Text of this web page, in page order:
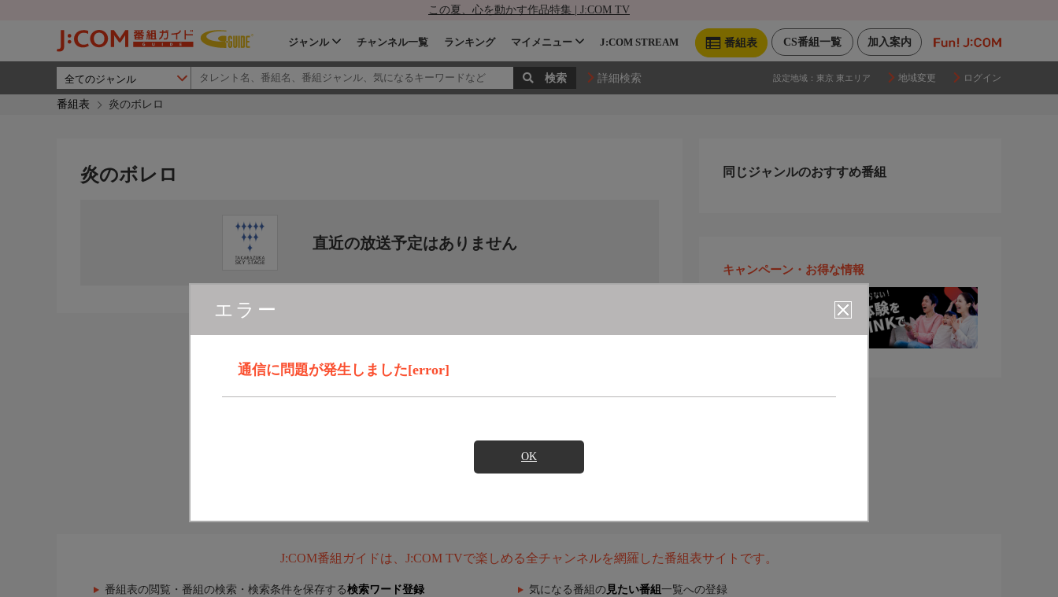
この夏、心を動かす作品特集 | J:COM TV
加入案内
CS番組一覧
番組表
ジャンル チャンネル一覧 ランキング マイメニュー J:COM STREAM
詳細検索 設定地域： 東京 東エリア 地域変更 ログイン
番組表 炎のボレロ
エラー
通信に問題が発生しました[error]
OK
炎のボレロ
直近の放送予定はありません
同じジャンルのおすすめ番組
キャンペーン・お得な情報
J:COM番組ガイドは、J:COM TVで楽しめる全チャンネルを網羅した番組表サイトです。
番組表の閲覧・番組の検索・検索条件を保存する検索ワード登録 気になる番組の 見たい番組 一覧への登録